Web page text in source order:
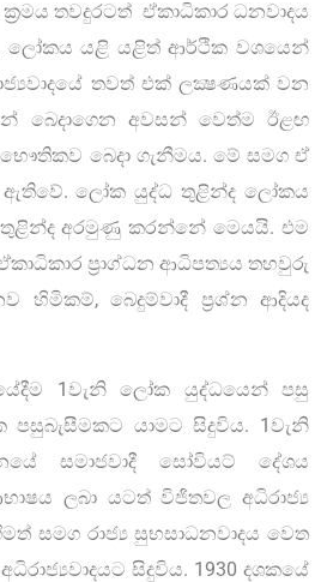
තවදුරටත් ඒකාධිකාර ධනවාදය
ලෝකය යළි යළිත් ආර්ථික වශයෙන්
තවත් එක් ලක්‍ෂණයක් වන
බෙදාගෙන අවසන් වෙත්ම ඊළඟ
බෙදා ගැනීමය. මේ සමග ඒ
ඇතිවේ. ලෝක යුද්ධ තුළින්ද ලෝකය
තුළින්ද අරමුණු කරන්නේ මෙයයි. එම
ප්‍රාග්ධන ආධිපත්‍යය තහවුරු
හිමිකම්, බෙදුම්වාදී ප‍්‍රශ්න ආදියද
1වැනි ලෝක යුද්ධයෙන් පසු
පසුබැසීමකට යාමට සිදුවිය. 1වැනි
සමාජවාදී සෝවියට් දේශය
ලබා යටත් විජිතවල අධිරාජ්‍ය
සමග රාජ්‍ය සුභසාධනවාදය වෙත
සිදුවිය. 1930 දශකයේ